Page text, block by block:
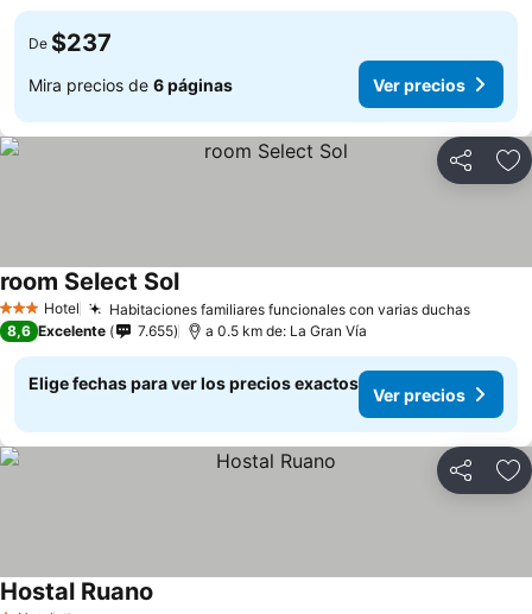
De $237
Mira precios de 6 páginas Ver precios
Compartir
3 Estrellas
Hotel Habitaciones familiares funcionales con varias duchasVer
room Select SolVer precios
8,6 Excelente 7.655 a 0.5 km de: La Gran Vía
Elige fechas para ver los precios exactos
Ver precios
Compartir
Hostal Ruano